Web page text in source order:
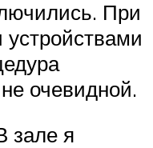
При
очевидной.
зале я